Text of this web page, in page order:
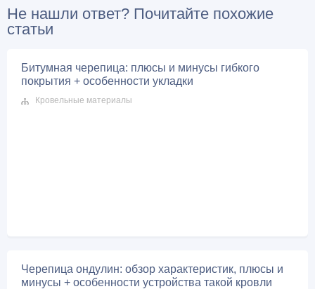
Не нашли ответ? Почитайте похожие
статьи
Битумная черепица: плюсы и минусы гибкого
покрытия + особенности укладки
Кровельные материалы
Черепица ондулин: обзор характеристик, плюсы и
минусы + особенности устройства такой кровли